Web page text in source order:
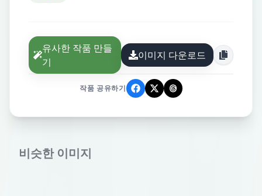
유사한 작품 만들
기
이미지 다운로드
작품 공유하기
비슷한 이미지